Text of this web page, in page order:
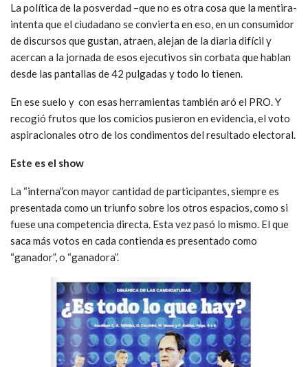
La política de la posverdad –que no es otra cosa que la mentira-
intenta que el ciudadano se convierta en eso, en un consumidor
de discursos que gustan, atraen, alejan de la diaria difícil y
acercan a la jornada de esos ejecutivos sin corbata que hablan
desde las pantallas de 42 pulgadas y todo lo tienen.
En ese suelo y con esas herramientas también aró el PRO. Y
recogió frutos que los comicios pusieron en evidencia, el voto
aspiracionales otro de los condimentos del resultado electoral.
Este es el show
La “interna”con mayor cantidad de participantes, siempre es
presentada como un triunfo sobre los otros espacios, como si
fuese una competencia directa. Esta vez pasó lo mismo. El que
saca más votos en cada contienda es presentado como
“ganador”, o “ganadora”.